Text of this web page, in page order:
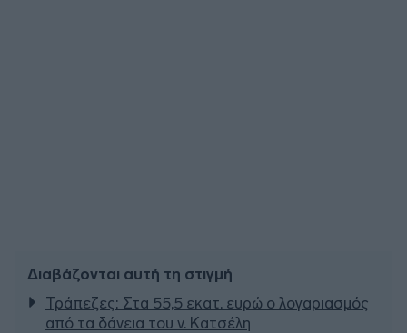
Διαβάζονται αυτή τη στιγμή
Τράπεζες: Στα 55,5 εκατ. ευρώ ο λογαριασμός
από τα δάνεια του ν. Κατσέλη